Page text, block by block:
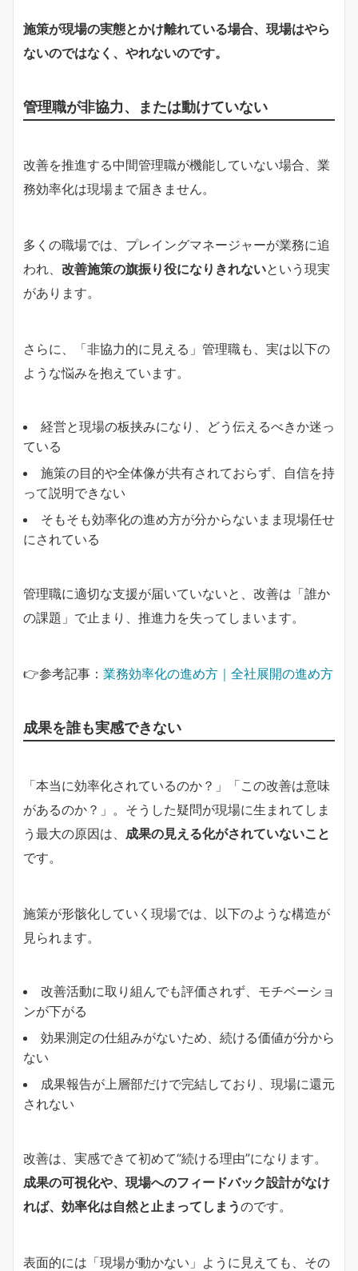
施策が現場の実態とかけ離れている場合、現場はやら
ないのではなく、やれないのです。
管理職が非協力、または動けていない
改善を推進する中間管理職が機能していない場合、業
務効率化は現場まで届きません。
多くの職場では、プレイングマネージャーが業務に追
われ、 改善施策の旗振り役になりきれないという現実
があります。
さらに、「非協力的に見える」管理職も、実は以下の
ような悩みを抱えています。
経営と現場の板挟みになり、どう伝えるべきか迷っ
ている
施策の目的や全体像が共有されておらず、自信を持
って説明できない
そもそも効率化の進め方が分からないまま現場任せ
にされている
管理職に適切な支援が届いていないと、改善は「誰か
の課題」で止まり、推進力を失ってしまいます。
👉参考記事： 業務効率化の進め方｜全社展開の進め方
成果を誰も実感できない
「本当に効率化されているのか？」「この改善は意味
があるのか？」。そうした疑問が現場に生まれてしま
う最大の原因は、 成果の見える化がされていないこと
です。
施策が形骸化していく現場では、以下のような構造が
見られます。
改善活動に取り組んでも評価されず、モチベーショ
ンが下がる
効果測定の仕組みがないため、続ける価値が分から
ない
成果報告が上層部だけで完結しており、現場に還元
されない
改善は、実感できて初めて“続ける理由”になります。
成果の可視化や、現場へのフィードバック設計がなけ
れば、効率化は自然と止まってしまうのです。
表面的には「現場が動かない」ように見えても、その